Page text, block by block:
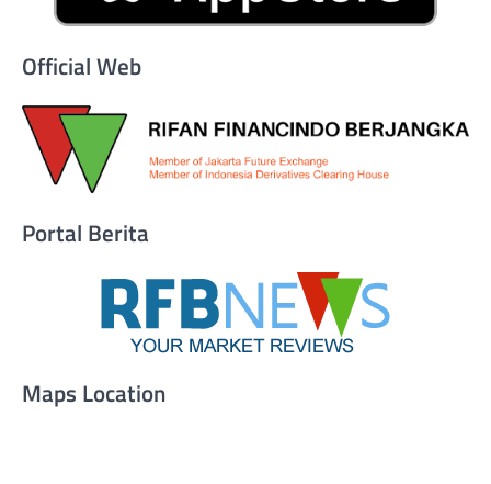
Official Web
Portal Berita
Maps Location